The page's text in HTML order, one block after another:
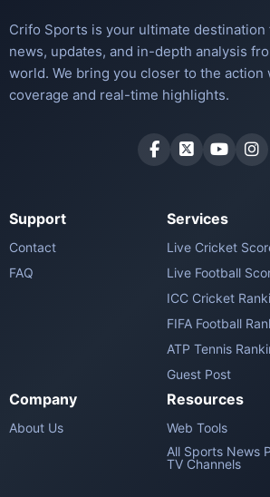
Crifo Sports is your ultimate
news, updates, and in-depth analysis
world. We bring you closer to the
coverage and real-time highlights.
Support
Contact
FAQ
Services
Live Cricket
Live Football
ICC Cricket
FIFA Football
ATP Tennis
Guest Post
Company
About Us
Resources
Web Tools
All Sports News
TV Channels